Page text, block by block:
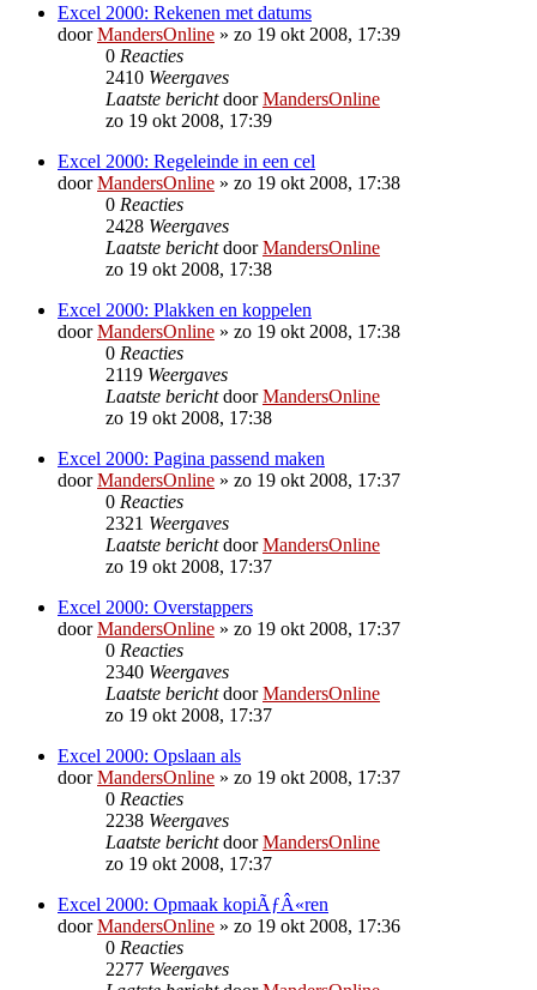
Excel 2000: Rekenen met datums
doorMandersOnline » zo 19 okt 2008, 17:39
0 Reacties
2410 Weergaves
Laatste berichtdoorMandersOnline
zo 19 okt 2008, 17:39
Excel 2000: Regeleinde in een cel
doorMandersOnline » zo 19 okt 2008, 17:38
0 Reacties
2428 Weergaves
Laatste berichtdoorMandersOnline
zo 19 okt 2008, 17:38
Excel 2000: Plakken en koppelen
doorMandersOnline » zo 19 okt 2008, 17:38
0 Reacties
2119 Weergaves
Laatste berichtdoorMandersOnline
zo 19 okt 2008, 17:38
Excel 2000: Pagina passend maken
doorMandersOnline » zo 19 okt 2008, 17:37
0 Reacties
2321 Weergaves
Laatste berichtdoorMandersOnline
zo 19 okt 2008, 17:37
Excel 2000: Overstappers
doorMandersOnline » zo 19 okt 2008, 17:37
0 Reacties
2340 Weergaves
Laatste berichtdoorMandersOnline
zo 19 okt 2008, 17:37
Excel 2000: Opslaan als
doorMandersOnline » zo 19 okt 2008, 17:37
0 Reacties
2238 Weergaves
Laatste berichtdoorMandersOnline
zo 19 okt 2008, 17:37
Excel 2000: Opmaak kopiÃƒÂ«ren
doorMandersOnline » zo 19 okt 2008, 17:36
0 Reacties
2277 Weergaves